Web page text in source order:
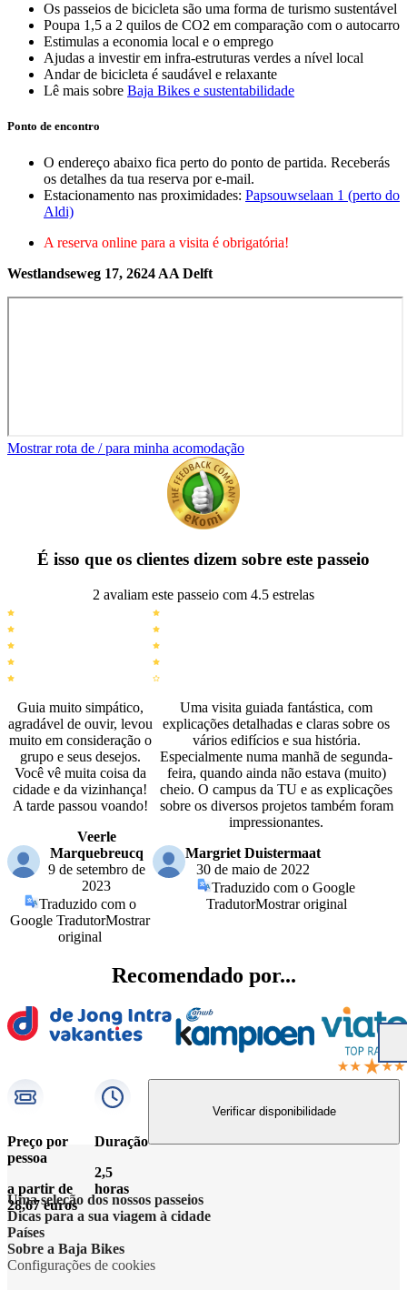
Os passeios de bicicleta são uma forma de turismo sustentável
Poupa 1,5 a 2 quilos de CO2 em comparação com o autocarro
Estimulas a economia local e o emprego
Ajudas a investir em infra-estruturas verdes a nível local
Andar de bicicleta é saudável e relaxante
Lê mais sobre Baja Bikes e sustentabilidade
Ponto de encontro
O endereço abaixo fica perto do ponto de partida. Receberás
os detalhes da tua reserva por e-mail.
Estacionamento nas proximidades: Papsouwselaan 1 (perto do
Aldi)
A reserva online para a visita é obrigatória!
Westlandseweg 17, 2624 AA Delft
Mostrar rota de / para minha acomodação
É isso que os clientes dizem sobre este passeio
2 avaliam este passeio com 4.5 estrelas
Guia muito simpático,
agradável de ouvir, levou
muito em consideração o
grupo e seus desejos.
Você vê muita coisa da
cidade e da vizinhança!
A tarde passou voando!
Veerle
Marquebreucq
9 de setembro de
2023
Traduzido com o
Google TradutorMostrar
original
Uma visita guiada fantástica, com
explicações detalhadas e claras sobre os
vários edifícios e sua história.
Especialmente numa manhã de segunda-
feira, quando ainda não estava (muito)
cheio. O campus da TU e as explicações
sobre os diversos projetos também foram
impressionantes.
Margriet Duistermaat
30 de maio de 2022
Traduzido com o Google
TradutorMostrar original
Recomendado por...
Preço por
pessoa
a partir de
28,67 euros
Duração
2,5
horas
Verificar disponibilidade
Uma seleção dos nossos passeios
Dicas para a sua viagem à cidade
Países
Sobre a Baja Bikes
Configurações de cookies